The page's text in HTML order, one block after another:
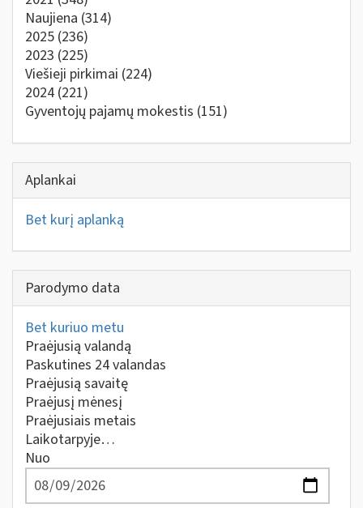
Naujiena (314)
2025 (236)
2023 (225)
Viešieji pirkimai (224)
2024 (221)
Gyventojų pajamų mokestis (151)
Aplankai
Bet kurį aplanką
Parodymo data
Bet kuriuo metu
Praėjusią valandą
Paskutines 24 valandas
Praėjusią savaitę
Praėjusį mėnesį
Praėjusiais metais
Laikotarpyje…
Nuo